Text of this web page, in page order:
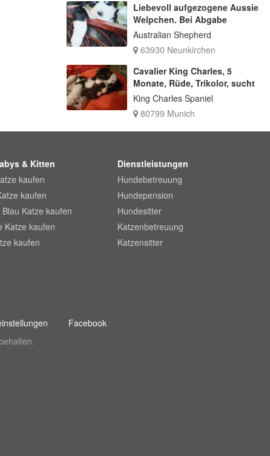
Liebevoll aufgezogene Aussie
Welpchen. Bei Abgabe
Australian Shepherd
63930 Neunkirchen
Cavalier King Charles, 5
Monate, Rüde, Trikolor, sucht
King Charles Spaniel
80799 Munich
& Kitten
kaufen
kaufen
Blau Katze kaufen
Katze kaufen
kaufen
Dienstleistungen
Hundebetreuung
Hundepension
Hundesitter
Katzenbetreuung
Katzensitter
Facebook